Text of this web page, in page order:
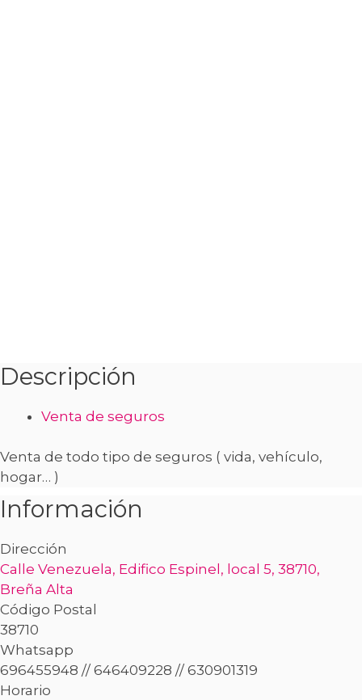
Descripción
Venta de seguros
Venta de todo tipo de seguros ( vida, vehículo,
hogar… )
Información
Dirección
Calle Venezuela, Edifico Espinel, local 5, 38710,
Breña Alta
Código Postal
38710
Whatsapp
696455948 // 646409228 // 630901319
Horario